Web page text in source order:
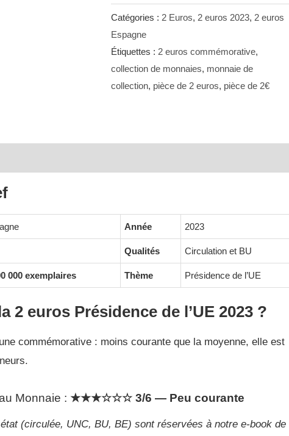
Catégories : 2 Euros, 2 euros 2023, 2 euros
Espagne
Étiquettes : 2 euros commémorative,
collection de monnaies, monnaie de
collection, pièce de 2 euros, pièce de 2€
Année 2023
Qualités Circulation et BU
000 exemplaires Thème Présidence de l’UE
2 euros Présidence de l’UE 2023 ?
commémorative : moins courante que la moyenne, elle est
Monnaie : ★★★☆☆☆ 3/6 — Peu courante
(circulée, UNC, BU, BE) sont réservées à notre e-book de